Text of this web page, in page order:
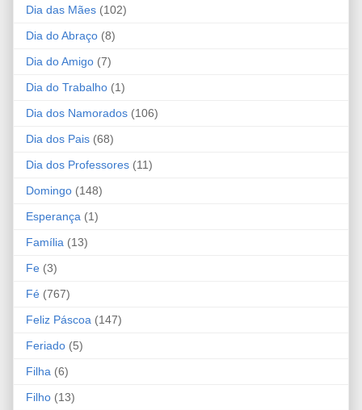
Dia das Mães (102)
Dia do Abraço (8)
Dia do Amigo (7)
Dia do Trabalho (1)
Dia dos Namorados (106)
Dia dos Pais (68)
Dia dos Professores (11)
Domingo (148)
Esperança (1)
Família (13)
Fe (3)
Fé (767)
Feliz Páscoa (147)
Feriado (5)
Filha (6)
Filho (13)